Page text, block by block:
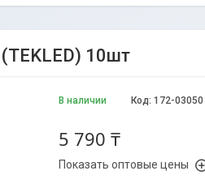
10шт
В наличии Код: 172-03050
5 790 ₸
Показать оптовые цены